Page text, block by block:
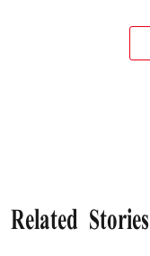
Related Stories